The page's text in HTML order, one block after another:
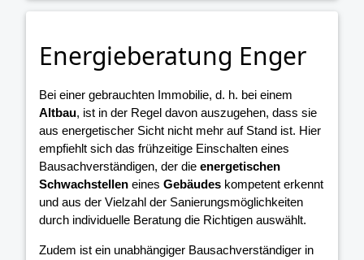
Energieberatung Enger
Bei einer gebrauchten Immobilie, d. h. bei einem
Altbau, ist in der Regel davon auszugehen, dass sie
aus energetischer Sicht nicht mehr auf Stand ist. Hier
empfiehlt sich das frühzeitige Einschalten eines
Bausachverständigen, der die energetischen
Schwachstellen eines Gebäudes kompetent erkennt
und aus der Vielzahl der Sanierungsmöglichkeiten
durch individuelle Beratung die Richtigen auswählt.
Zudem ist ein unabhängiger Bausachverständiger in